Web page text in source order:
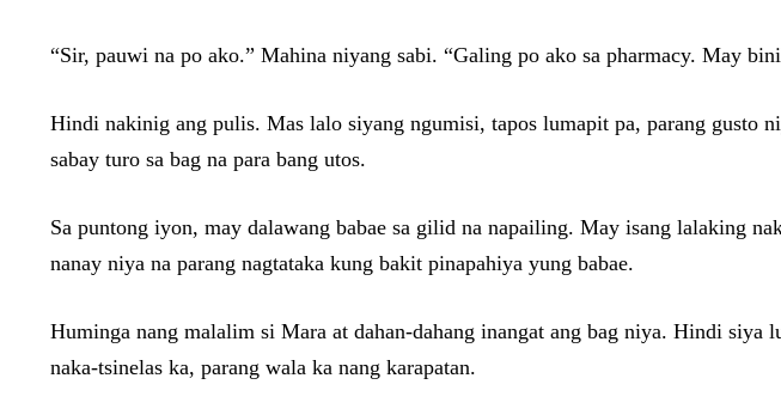
“Sir, pauwi na po ako.” Mahina niyang sabi. “Galing po ako sa pharmacy. May
Hindi nakinig ang pulis. Mas lalo siyang ngumisi, tapos lumapit pa, parang gusto
sabay turo sa bag na para bang utos.
Sa puntong iyon, may dalawang babae sa gilid na napailing. May isang lalaking
nanay niya na parang nagtataka kung bakit pinapahiya yung babae.
Huminga nang malalim si Mara at dahan-dahang inangat ang bag niya. Hindi
naka-tsinelas ka, parang wala ka nang karapatan.